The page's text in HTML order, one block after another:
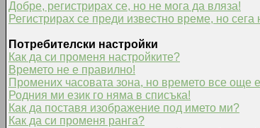
Добре, регистрирах се, но не мога да вляза!
Регистрирах се преди известно време, но сега
Потребителски настройки
Как да си променя настройките?
Времето не е правилно!
Промених часовата зона, но времето все още
Родния ми език го няма в списъка!
Как да поставя изображение под името ми?
Как да си променя ранга?